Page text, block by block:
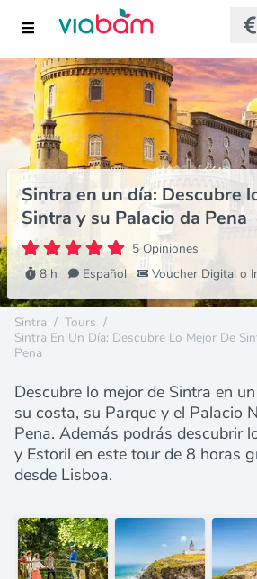
Sintra en un día: Descubre
Sintra y su Palacio da Pena
5 Opiniones
8 h
Español Voucher Digital o
Sintra / Tours /
Sintra En Un Día: Descubre Lo Mejor De
Pena
Descubre lo mejor de Sintra en
su costa, su Parque y el Palacio
Pena. Además podrás descubrir
y Estoril en este tour de 8 horas
desde Lisboa.